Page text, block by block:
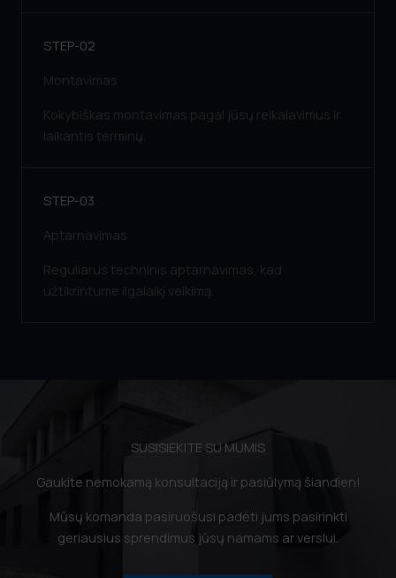
STEP-02
Montavimas
Kokybiškas montavimas pagal jūsų reikalavimus ir
laikantis terminų.
STEP-03
Aptarnavimas
Reguliarus techninis aptarnavimas, kad
užtikrintume ilgalaikį veikimą.
SUSISIEKITE SU MUMIS
Gaukite nemokamą konsultaciją ir pasiūlymą šiandien!
Mūsų komanda pasiruošusi padėti jums pasirinkti
geriausius sprendimus jūsų namams ar verslui.